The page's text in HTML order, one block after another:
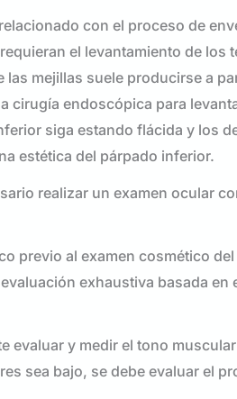
con el proceso de
el levantamiento de los
mejillas suele producirse a
cirugía endoscópica para
siga estando flácida y los
estética del párpado inferior.
realizar un examen ocular
previo al examen cosmético
exhaustiva basada en
evaluar y medir el tono
sea bajo, se debe evaluar el